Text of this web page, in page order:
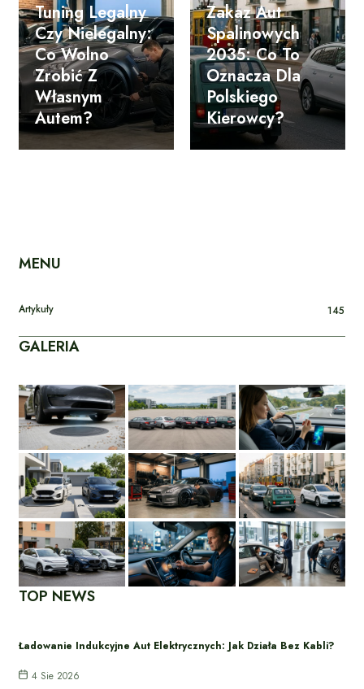
Tuning Legalny
Czy Nielegalny:
Co Wolno
Zrobić Z
Własnym
Autem?
Zakaz Aut
Spalinowych
2035: Co To
Oznacza Dla
Polskiego
Kierowcy?
MENU
Artykuły 145
GALERIA
TOP NEWS
Ładowanie Indukcyjne Aut Elektrycznych: Jak Działa Bez Kabli?
4 Sie 2026